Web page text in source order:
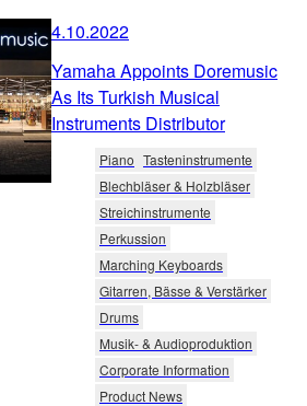
4.10.2022
Yamaha Appoints Doremusic
As Its Turkish Musical
Instruments Distributor
Piano Tasteninstrumente
Blechbläser & Holzbläser
Streichinstrumente
Perkussion
Marching Keyboards
Gitarren, Bässe & Verstärker
Drums
Musik- & Audioproduktion
Corporate Information
Product News